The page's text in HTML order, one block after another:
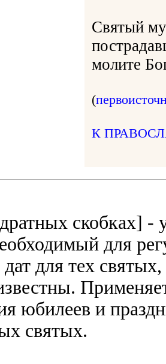
Святый
молите
(
К
скобках] -
для
для тех
юбилеев и
святых.